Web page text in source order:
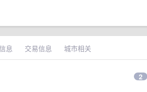
息 交易信息 城市相关
2